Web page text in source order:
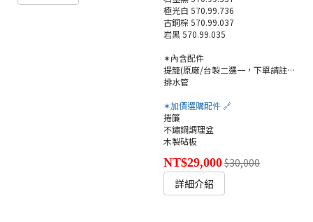
極光白 570.99.736
古銅棕 570.99.037
岩黑 570.99.035
✶內含配件
提籠(原廠/台製二選一，下單請註明)
排水管
✶加價選購配件 🔗
捲簾
不鏽鋼調理盆
木製砧板
NT$29,000$30,000
詳細介紹